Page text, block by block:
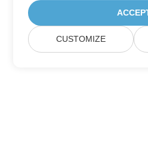
CUSTOMIZE